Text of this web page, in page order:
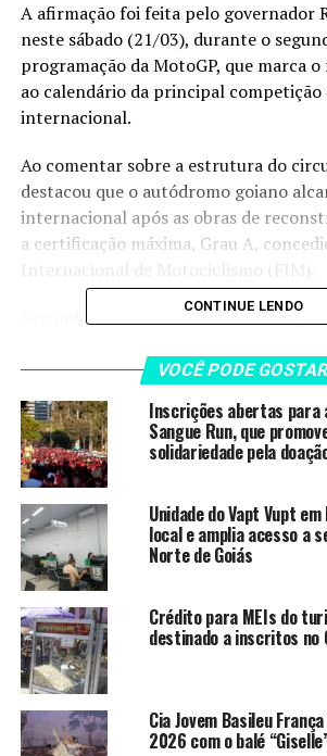
A afirmação foi feita pelo governador
neste sábado (21/03), durante o
programação da MotoGP, que marca
ao calendário da principal
internacional.
Ao comentar sobre a estrutura do
destacou que o autódromo goiano
internacional após as obras de
a certificação máxima, Grau A,
Segundo ele, esse reconhecimento
“Temos hoje o
mais bonito,
funcional da América
Latina. Recebemos a
certificação
nos permite realizar
qualquer categoria,
MotoGP, Fórmula 1,
Indy, entre outras”,
o governador.
CONTINUE LENDO
VOCÊ PODE
Inscrições abertas para
Sangue Run, que
solidariedade pela
Unidade do Vapt Vupt
local e amplia acesso a
Norte de Goiás
Crédito para MEIs do
destinado a inscritos no
Cia Jovem Basileu
2026 com o balé